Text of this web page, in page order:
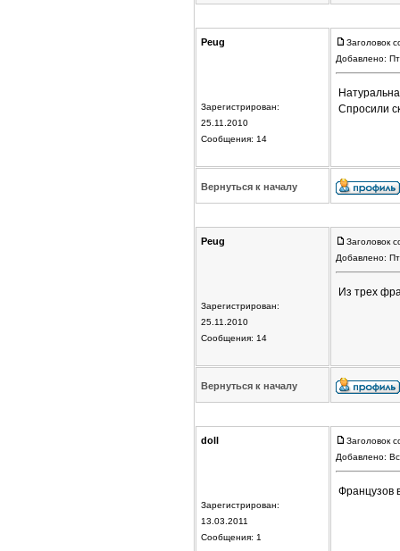
Peug
Зарегистрирован:
25.11.2010
Сообщения: 14
Заголовок
Добавлено:
Спросили
Вернуться к началу
Peug
Зарегистрирован:
25.11.2010
Сообщения: 14
Заголовок
Добавлено:
Из трех
Вернуться к началу
doll
Зарегистрирован:
13.03.2011
Сообщения: 1
Заголовок
Добавлено:
Французов